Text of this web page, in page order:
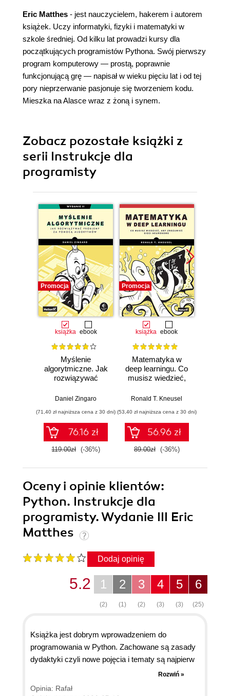
Eric Matthes - jest nauczycielem, hakerem i autorem
książek. Uczy informatyki, fizyki i matematyki w
szkole średniej. Od kilku lat prowadzi kursy dla
początkujących programistów Pythona. Swój pierwszy
program komputerowy — prostą, poprawnie
funkcjonującą grę — napisał w wieku pięciu lat i od tej
pory nieprzerwanie pasjonuje się tworzeniem kodu.
Mieszka na Alasce wraz z żoną i synem.
Zobacz pozostałe książki z
serii Instrukcje dla
programisty
Promocja
książka ebook
Myślenie
algorytmiczne. Jak
rozwiązywać
pomocą
Wydanie II
Daniel Zingaro
(71,40 zł najniższa cena z 30 dni)
76.16 zł
119.00zł (-36%)
Promocja
książka ebook
Matematyka w
deep learningu. Co
musisz wiedzieć,
sieci neuronowe
Ronald T. Kneusel
(53,40 zł najniższa cena z 30 dni)
56.96 zł
89.00zł (-36%)
Oceny i opinie klientów:
Python. Instrukcje dla
programisty. Wydanie III Eric
Matthes
Dodaj opinię
6
(25)
5
(3)
4
(3)
3
(2)
2
(1)
1
(2)
5.2
Książka jest dobrym wprowadzeniem do
programowania w Python. Zachowane są zasady
dydaktyki czyli nowe pojęcia i tematy są najpierw
opisywane i wyjaśniane a potem stosowane co
pozwala budować właściwą strukturę pojęć. W
Rozwiń »
Opinia: Rafał